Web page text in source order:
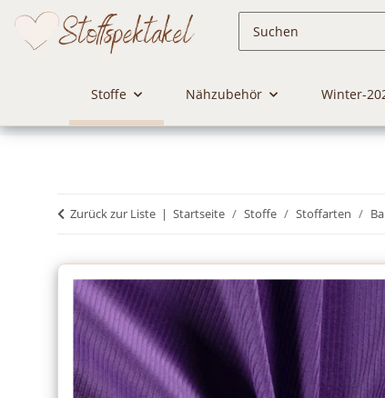
Stoffe Nähzubehör Winter-
Zurück zur Liste Startseite Stoffe Stoffarten